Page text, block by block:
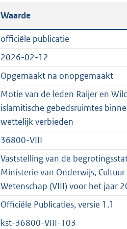
a
n
d
s
g
r
o
o
t
t
e
:
2
K
b
a
n
d
s
g
o
o
t
t
e
:
2
K
b
Waarde
officiële publicatie
2026-02-12
Opgemaakt na onopgemaakt
Motie van de leden Raijer en
islamitische gebedsruimtes
wettelijk verbieden
36800-VIII
Vaststelling van de
Ministerie van Onderwijs, Cultuur
Wetenschap (VIII) voor het jaar
Officiële Publicaties, versie 1.1
kst-36800-VIII-103